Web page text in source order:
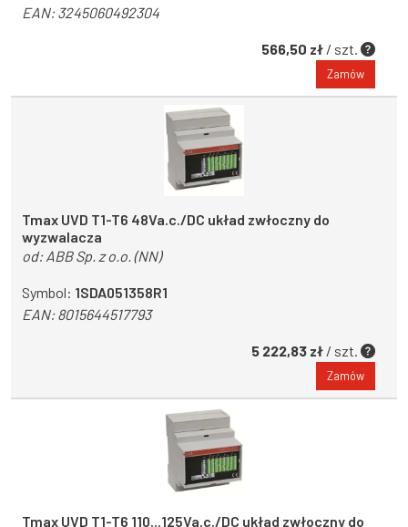
EAN:3245060492304
566,50 zł / szt.
Zamów
Tmax UVD T1-T6 48Va.c./DC układ zwłoczny do
wyzwalacza
od: ABB Sp. z o.o. (NN)
Symbol: 1SDA051358R1
EAN:8015644517793
5 222,83 zł / szt.
Zamów
Tmax UVD T1-T6 110...125Va.c./DC układ zwłoczny do